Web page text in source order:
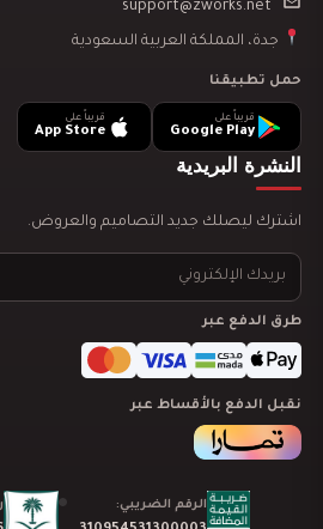
تصميم ديكور مدينة العاب مائية
دراسة جدوى لمشروعك
جدة، المملكة العربية السعودية
حمل تطبيقنا
قريباً على
Google Play
قريباً على
App Store
النشرة البريدية
اشترك ليصلك جديد التصاميم والعروض.
طرق الدفع عبر
نقبل الدفع بالأقساط عبر
الرقم الضريبي: